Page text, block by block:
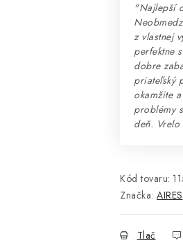
"Najlepší
z vlastnej
perfektne
dobre
priateľský
okamžite
problémy
deň.
Kód tovaru:
Značka: AIRES
Tlač